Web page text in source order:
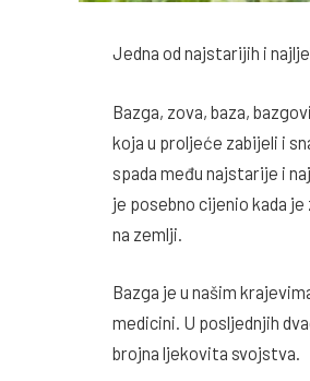
Jedna od najstarijih i
Bazga, zova, baza,
koja u proljeće zabijeli i
spada među najstarije i
je posebno cijenio kada
na zemlji.
Bazga je u našim
medicini. U posljednjih
brojna ljekovita svojstva.